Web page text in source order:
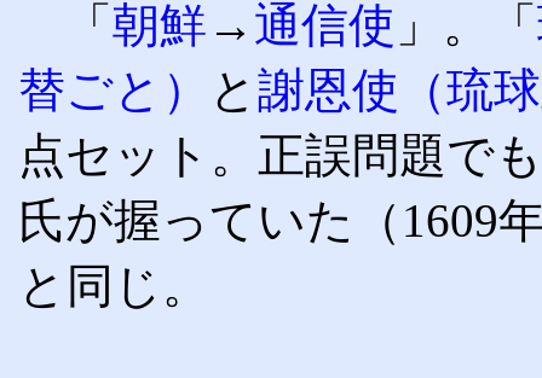
「 朝鮮 → 通信使 」 。「
替ごと）
と 謝恩使（琉
点セット。正誤問題で
氏が握っていた（1609
と同じ。